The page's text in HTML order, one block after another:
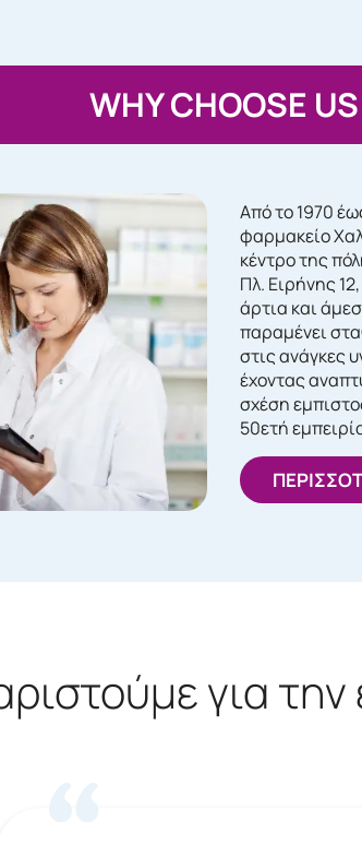
WHY CHOOSE US
Από το 1970
φαρμακείο
κέντρο της
Πλ. Ειρήνης
άρτια και
παραμένει
στις ανάγκες
έχοντας
σχέση
50ετή
για